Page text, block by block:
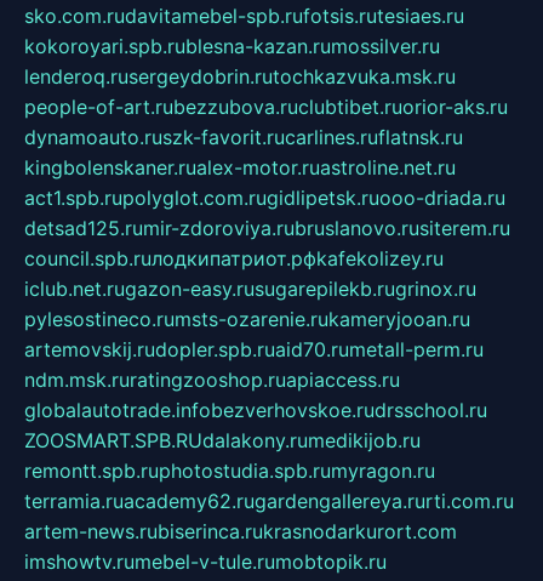
sko.com.rudavitamebel-spb.rufotsis.rutesiaes.ru
kokoroyari.spb.rublesna-kazan.rumossilver.ru
lenderoq.rusergeydobrin.rutochkazvuka.msk.ru
people-of-art.rubezzubova.ruclubtibet.ruorior-aks.ru
dynamoauto.ruszk-favorit.rucarlines.ruflatnsk.ru
kingbolenskaner.rualex-motor.ruastroline.net.ru
act1.spb.rupolyglot.com.rugidlipetsk.ruooo-driada.ru
detsad125.rumir-zdoroviya.rubruslanovo.rusiterem.ru
council.spb.ruлодкипатриот.рфkafekolizey.ru
iclub.net.rugazon-easy.rusugarepilekb.rugrinox.ru
pylesostineco.rumsts-ozarenie.rukameryjooan.ru
artemovskij.rudopler.spb.ruaid70.rumetall-perm.ru
ndm.msk.ruratingzooshop.ruapiaccess.ru
globalautotrade.infobezverhovskoe.rudrsschool.ru
ZOOSMART.SPB.RUdalakony.rumedikijob.ru
remontt.spb.ruphotostudia.spb.rumyragon.ru
terramia.ruacademy62.rugardengallereya.rurti.com.ru
artem-news.rubiserinca.rukrasnodarkurort.com
imshowtv.rumebel-v-tule.rumobtopik.ru